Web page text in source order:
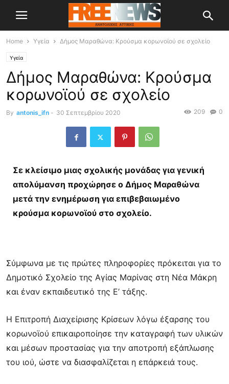
Home Υγεία Δήμος Μαραθώνα: Κρούσμα κορωνοϊού σε σχολείο
Υγεία
Δήμος Μαραθώνα: Κρούσμα
κορωνοϊού σε σχολείο
By antonis_ifn - 30 Σεπτεμβρίου 2020 0
209
Σε κλείσιμο μιας σχολικής μονάδας για γενική
απολύμανση προχώρησε ο Δήμος Μαραθώνα
μετά την ενημέρωση για επιβεβαιωμένο
κρούσμα κορωνοϊού στο σχολείο.
Σύμφωνα με τις πρώτες πληροφορίες πρόκειται για το
Δημοτικό Σχολείο της Αγίας Μαρίνας στη Νέα Μάκρη
και έναν εκπαιδευτικό της Ε’ τάξης.
Η Επιτροπή Διαχείρισης Κρίσεων λόγω έξαρσης του
κορωνοϊού επικαιροποίησε την καταγραφή των υλικών
και μέσων προστασίας για την αποτροπή εξάπλωσης
του ιού, ώστε να διασφαλίζεται η επάρκειά τους.